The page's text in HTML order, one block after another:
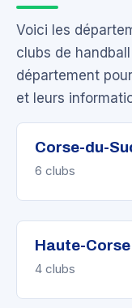
Voici les
clubs de
département
et leurs
Corse-du-
6 clubs
Haute-
4 clubs